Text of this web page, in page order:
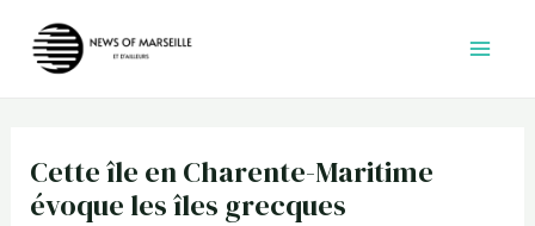
Cette île en Charente-Maritime
évoque les îles grecques